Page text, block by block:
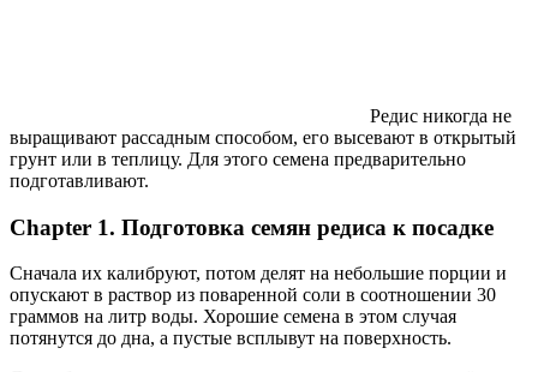
Редис никогда не
выращивают рассадным способом, его высевают в открытый
грунт или в теплицу. Для этого семена предварительно
подготавливают.
Chapter 1. Подготовка семян редиса к посадке
Сначала их калибруют, потом делят на небольшие порции и
опускают в раствор из поваренной соли в соотношении 30
граммов на литр воды. Хорошие семена в этом случая
потянутся до дна, а пустые всплывут на поверхность.